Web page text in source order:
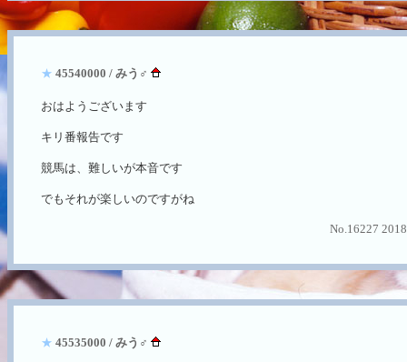
★ 45540000 / みう♂
おはようございます
キリ番報告です
競馬は、難しいが本音です
でもそれが楽しいのですがね
No.16227
★ 45535000 / みう♂